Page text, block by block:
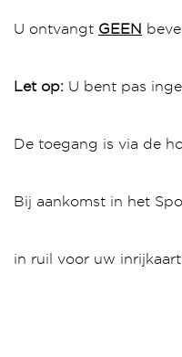
U ontvangt GEEN
Let op: U bent pas
De toegang is via de
Bij aankomst in het
in ruil voor uw